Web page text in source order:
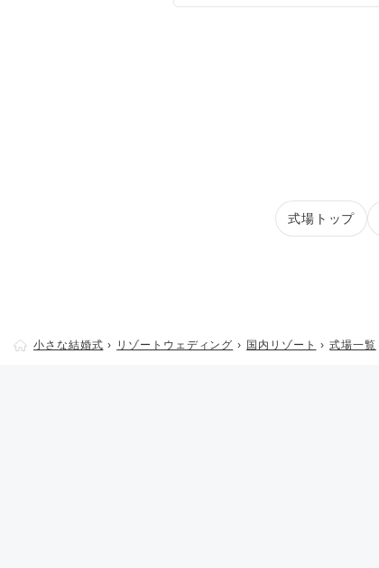
式場トップ
小さな結婚式 リゾートウェディング 国内リゾート 式場一覧